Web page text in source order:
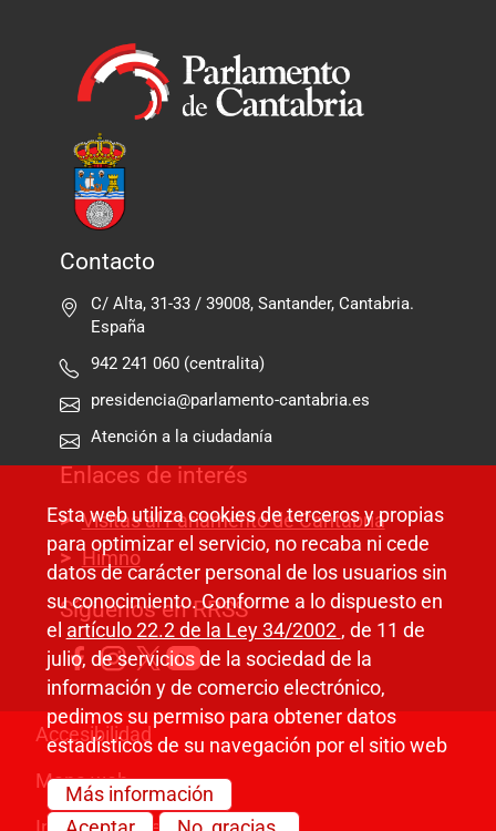
Contacto
C/ Alta, 31-33 / 39008, Santander, Cantabria.
España
942 241 060 (centralita)
presidencia@parlamento-cantabria.es
Atención a la ciudadanía
Enlaces de interés
Visitas al Parlamento de Cantabria
Himno
Síguenos en RRSS
Pie de página
Accesibilidad
Mapa web
Esta web utiliza cookies de terceros y propias
para optimizar el servicio, no recaba ni cede
datos de carácter personal de los usuarios sin
su conocimiento. Conforme a lo dispuesto en
el artículo 22.2 de la Ley 34/2002 , de 11 de
julio, de servicios de la sociedad de la
información y de comercio electrónico,
pedimos su permiso para obtener datos
estadísticos de su navegación por el sitio web
Más información